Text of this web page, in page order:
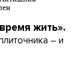
жить».
– и